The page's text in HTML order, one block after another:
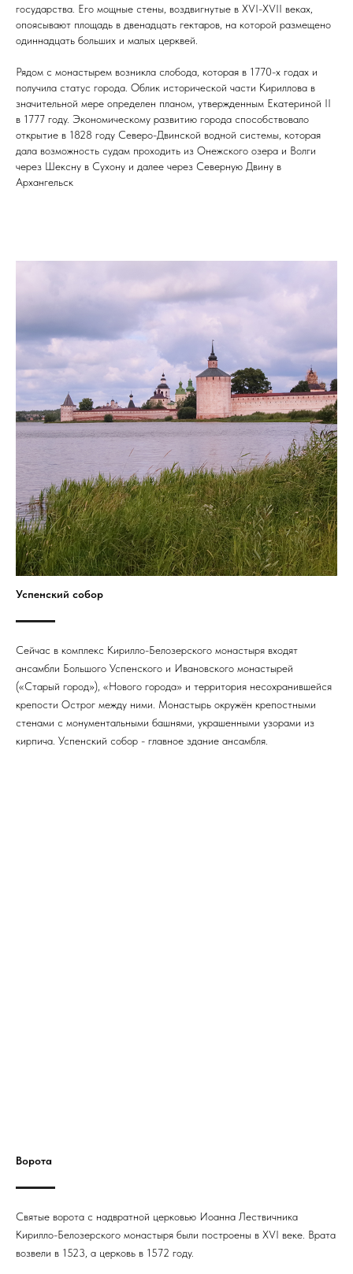
государства. Его мощные стены, воздвигнутые в XVI-XVII веках,
опоясывают площадь в двенадцать гектаров, на которой размещено
одиннадцать больших и малых церквей.
Рядом с монастырем возникла слобода, которая в 1770-х годах и
получила статус города. Облик исторической части Кириллова в
значительной мере определен планом, утвержденным Екатериной II
в 1777 году. Экономическому развитию города способствовало
открытие в 1828 году Северо-Двинской водной системы, которая
дала возможность судам проходить из Онежского озера и Волги
через Шексну в Сухону и далее через Северную Двину в
Архангельск
Успенский собор
Сейчас в комплекс Кирилло-Белозерского монастыря входят
ансамбли Большого Успенского и Ивановского монастырей
(«Старый город»), «Нового города» и территория несохранившейся
крепости Острог между ними. Монастырь окружён крепостными
стенами с монументальными башнями, украшенными узорами из
кирпича. Успенский собор - главное здание ансамбля.
Ворота
Святые ворота с надвратной церковью Иоанна Лествичника
Кирилло-Белозерского монастыря были построены в XVI веке. Врата
возвели в 1523, а церковь в 1572 году.